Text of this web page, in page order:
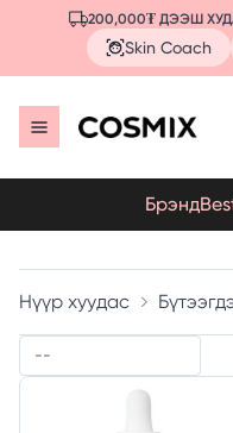
200,000₮ ДЭЭШ
Skin Coach
Брэнд
Нүүр хуудас